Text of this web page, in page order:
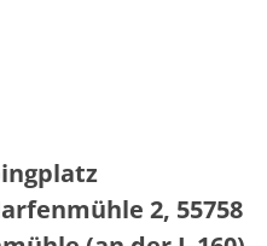
(Einstieg
möglich)
unter
www.rnn.info
2, 55758